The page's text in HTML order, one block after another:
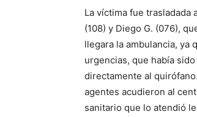
La víctima fue trasladada
(108) y Diego G. (076),
llegara la ambulancia, ya
urgencias, que había
directamente al
agentes acudieron al
sanitario que lo atendió